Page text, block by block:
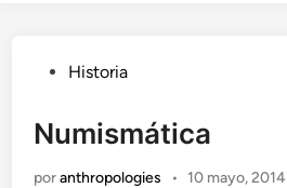
Publicado
Historia
Numismática
poranthropologies • 10 mayo, 2014